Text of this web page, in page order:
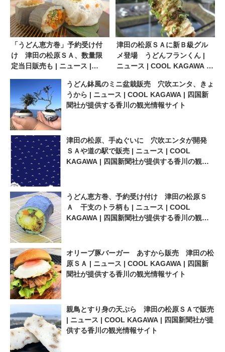
「うどん恵方巻」予約受け付
け 津田の松原ＳＡ、数量限
定当日販売も | ニュース |
が提供する香川の観光情報サ
イト
津田の松原ＳＡに新Ｂ級グル
メ登場 うどんフランくん |
ニュース | COOL KAGAWA |
観光情報サイト
うどん鉢風のミニ盆栽販売 穴吹エンタ、きょ
うから | ニュース | COOL KAGAWA | 四国新
聞社が提供する香川の観光情報サイト
津田の松原、手ぬぐいに 穴吹エンタが開発
ＳＡや道の駅で販売 | ニュース | COOL
KAGAWA | 四国新聞社が提供する香川の観光
うどん恵方巻、予約受け付け 津田の松原Ｓ
Ａ 干支のトラ柄も | ニュース | COOL
KAGAWA | 四国新聞社が提供する香川の観光
オリーブ豚バーガー あすから販売 津田の松
原ＳＡ | ニュース | COOL KAGAWA | 四国新
聞社が提供する香川の観光情報サイト
親鳥とすり身の天ぷら 津田の松原ＳＡで販売
| ニュース | COOL KAGAWA | 四国新聞社が提
供する香川の観光情報サイト